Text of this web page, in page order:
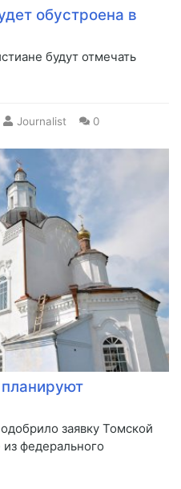
обустроена в
будут отмечать
Journalist 0
заявку Томской
федерального